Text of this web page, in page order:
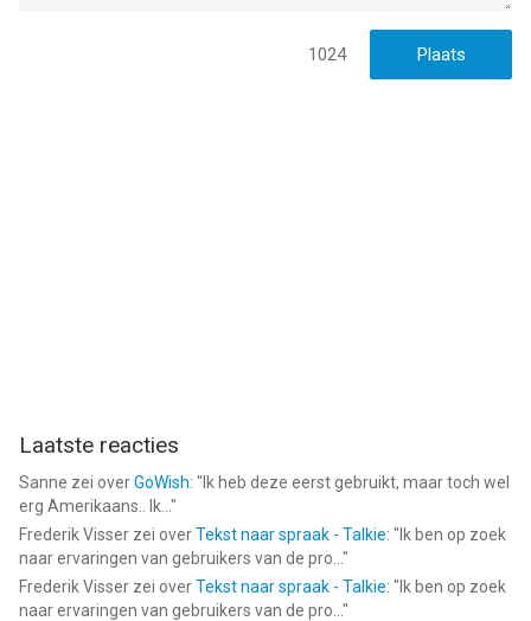
1024
Laatste reacties
Sanne zei overGoWish: " Ik heb deze eerst gebruikt, maar toch wel
erg Amerikaans.. Ik... "
Frederik Visser zei overTekst naar spraak - Talkie: " Ik ben op zoek
naar ervaringen van gebruikers van de pro... "
Frederik Visser zei overTekst naar spraak - Talkie: " Ik ben op zoek
naar ervaringen van gebruikers van de pro... "